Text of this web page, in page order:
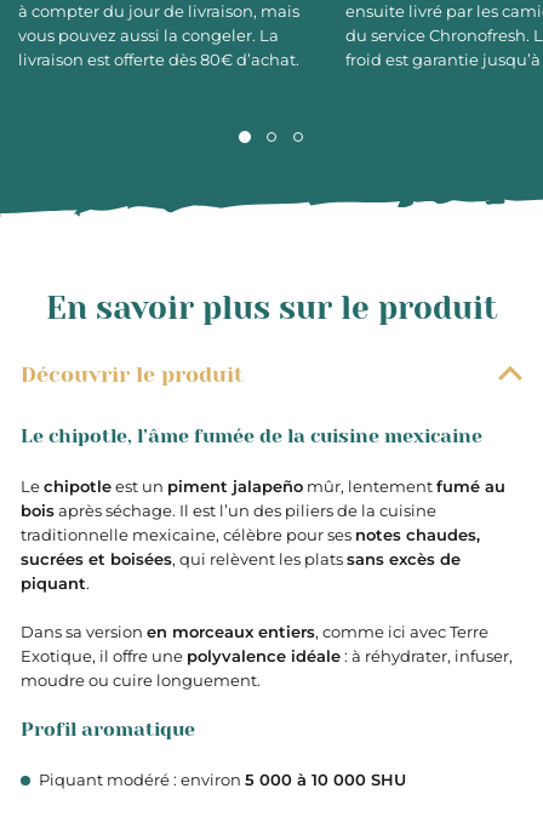
à compter du jour de livraison, mais
vous pouvez aussi la congeler. La
livraison est offerte dès 80€ d’achat.
ensuite livré par les
du service Chronofresh.
froid est garantie
En savoir plus sur le produit
Découvrir le produit
Le chipotle, l’âme fumée de la cuisine mexicaine
Lechipotleest un piment jalapeño mûr, lentementfumé au
boisaprès séchage. Il est l’un des piliers de la cuisine
traditionnelle mexicaine, célèbre pour ses notes chaudes,
sucrées et boisées, qui relèvent les platssans excès de
piquant.
Dans sa version en morceaux entiers, comme ici avec Terre
Exotique, il offre une polyvalence idéale: à réhydrater, infuser,
moudre ou cuire longuement.
Profil aromatique
Piquant modéré : environ 5 000 à 10 000 SHU